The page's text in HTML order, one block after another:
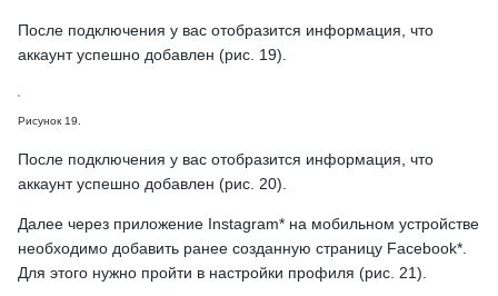
После подключения у вас отобразится информация, что
аккаунт успешно добавлен (рис. 19).
Рисунок 19.
После подключения у вас отобразится информация, что
аккаунт успешно добавлен (рис. 20).
Далее через приложение Instagram* на мобильном устройстве
необходимо добавить ранее созданную страницу Facebook*.
Для этого нужно пройти в настройки профиля (рис. 21).